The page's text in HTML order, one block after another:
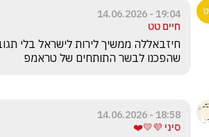
19:04 - 14.06.2026
חיים טט
שהפכנו לבשר התותחים של טראמפ
18:58 - 14.06.2026
סיני 💜💛❤️